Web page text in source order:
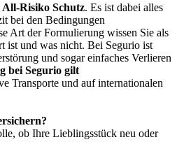
All-Risiko Schutz. Es ist dabei alles
bei den Bedingungen
Art der Formulierung wissen Sie als
ist und was nicht. Bei Segurio ist
und sogar einfaches Verlieren
bei Segurio gilt
Transporte und auf internationalen
ob Ihre Lieblingsstück neu oder